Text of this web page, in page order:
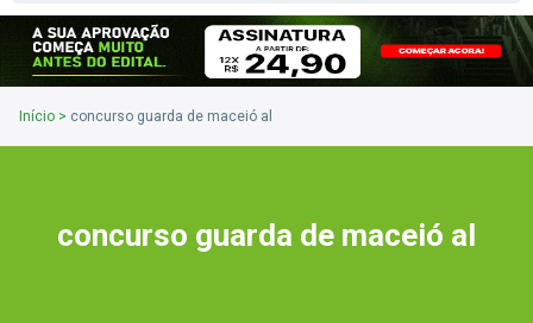
Início > concurso guarda de maceió al
concurso guarda de maceió al